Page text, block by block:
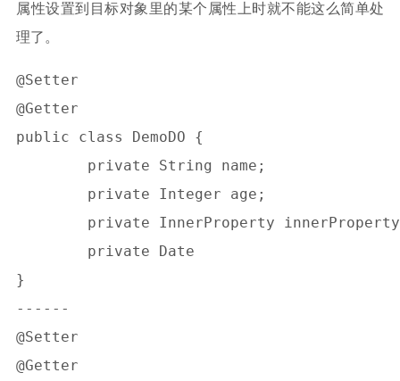
属性设置到目标对象里的某个属性上时就不能这么简单处
理了。
@Setter
@Getter
public class DemoDO {
}
------
@Setter
@Getter